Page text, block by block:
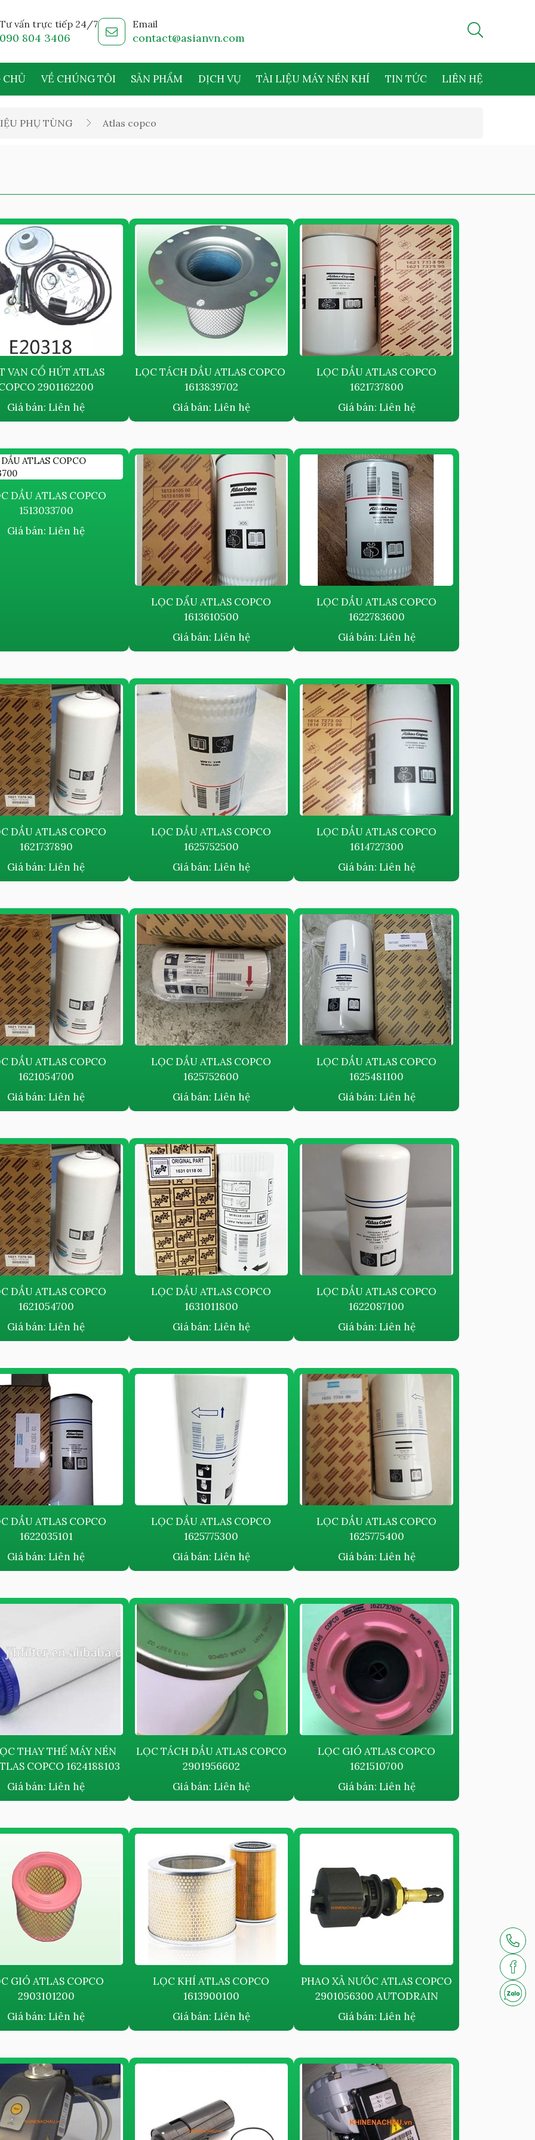
vấn trực tiếp 24/7
804 3406
Email
contact@asianvn.com
CHỦ VỀ CHÚNG TÔI SẢN PHẨM DỊCH VỤ TÀI LIỆU MÁY NÉN KHÍ TIN TỨC LIÊN HỆ
PHỤ TÙNG Atlas copco
VAN CỔ HÚT ATLAS
2901162200
Giá bán: Liên hệ
LỌC TÁCH DẦU ATLAS COPCO ​​​​​​
1613839702
Giá bán: Liên hệ
LỌC DẦU ATLAS COPCO
1621737800
Giá bán: Liên hệ
DẦU ATLAS COPCO
1513033700
Giá bán: Liên hệ
LỌC DẨU ATLAS COPCO
1613610500
Giá bán: Liên hệ
LỌC DẦU ATLAS COPCO
1622783600
Giá bán: Liên hệ
DẦU ATLAS COPCO
1621737890
Giá bán: Liên hệ
LỌC DẦU ATLAS COPCO
1625752500
Giá bán: Liên hệ
LỌC DẦU ATLAS COPCO
1614727300
Giá bán: Liên hệ
DẦU ATLAS COPCO
1621054700
Giá bán: Liên hệ
LỌC DẦU ATLAS COPCO
1625752600
Giá bán: Liên hệ
LỌC DẦU ATLAS COPCO
1625481100
Giá bán: Liên hệ
DẦU ATLAS COPCO
1621054700
Giá bán: Liên hệ
LỌC DẦU ATLAS COPCO
1631011800
Giá bán: Liên hệ
LỌC DẦU ATLAS COPCO
1622087100
Giá bán: Liên hệ
DẦU ATLAS COPCO
1622035101
Giá bán: Liên hệ
LỌC DẦU ATLAS COPCO
1625775300
Giá bán: Liên hệ
LỌC DẦU ATLAS COPCO
1625775400
Giá bán: Liên hệ
THAY THẾ MÁY NÉN
COPCO 1624188103
Giá bán: Liên hệ
LỌC TÁCH DẦU ATLAS COPCO
2901956602
Giá bán: Liên hệ
LỌC GIÓ ATLAS COPCO
1621510700
Giá bán: Liên hệ
GIÓ ATLAS COPCO
2903101200
Giá bán: Liên hệ
LỌC KHÍ ATLAS COPCO
1613900100
Giá bán: Liên hệ
PHAO XẢ NƯỚC ATLAS COPCO
2901056300 AUTODRAIN
Giá bán: Liên hệ